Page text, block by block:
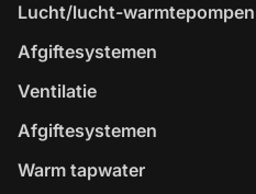
Lucht/lucht-warmtepompen
Afgiftesystemen
Ventilatie
Afgiftesystemen
Warm tapwater